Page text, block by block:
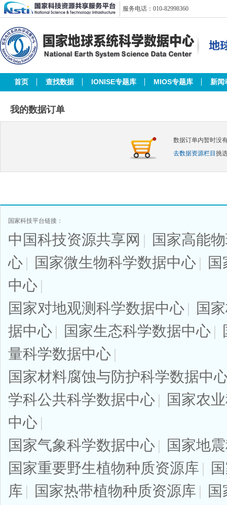
服务电话：010-82998360
首页 查找数据 IONISE专题库 MIOS专题库 新闻
我的数据订单
数据订单内暂时没
去数据资源栏目 挑
国家科技平台链接：
中国科技资源共享网 | 国家高能
心 | 国家微生物科学数据中心 |
中心 |
国家对地观测科学数据中心 | 国
据中心 | 国家生态科学数据中心 |
量科学数据中心 |
国家材料腐蚀与防护科学数据中
学科公共科学数据中心 | 国家农
中心 |
国家气象科学数据中心 | 国家地
国家重要野生植物种质资源库 |
库 | 国家热带植物种质资源库 |